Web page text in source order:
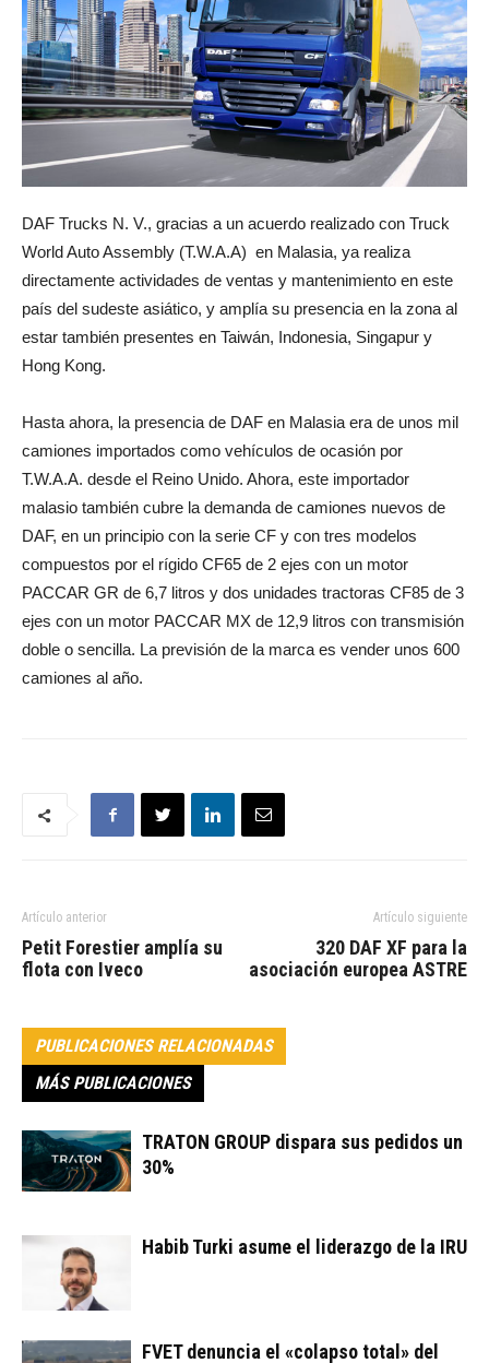
DAF Trucks N. V., gracias a un acuerdo realizado con Truck
World Auto Assembly (T.W.A.A) en Malasia, ya realiza
directamente actividades de ventas y mantenimiento en este
país del sudeste asiático, y amplía su presencia en la zona al
estar también presentes en Taiwán, Indonesia, Singapur y
Hong Kong.
Hasta ahora, la presencia de DAF en Malasia era de unos mil
camiones importados como vehículos de ocasión por
T.W.A.A. desde el Reino Unido. Ahora, este importador
malasio también cubre la demanda de camiones nuevos de
DAF, en un principio con la serie CF y con tres modelos
compuestos por el rígido CF65 de 2 ejes con un motor
PACCAR GR de 6,7 litros y dos unidades tractoras CF85 de 3
ejes con un motor PACCAR MX de 12,9 litros con transmisión
doble o sencilla. La previsión de la marca es vender unos 600
camiones al año.
Artículo anterior
Petit Forestier amplía su
flota con Iveco
Artículo siguiente
320 DAF XF para la
asociación europea ASTRE
PUBLICACIONES RELACIONADAS
MÁS PUBLICACIONES
TRATON GROUP dispara sus pedidos un
30%
Habib Turki asume el liderazgo de la IRU
FVET denuncia el «colapso total» del